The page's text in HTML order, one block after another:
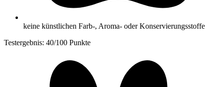
keine künstlichen Farb-, Aroma- oder Konservierungsstoffe
Testergebnis: 40/100 Punkte